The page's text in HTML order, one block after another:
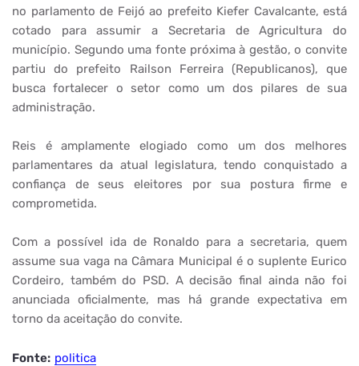
no parlamento de Feijó ao prefeito Kiefer Cavalcante, está
cotado para assumir a Secretaria de Agricultura do
município. Segundo uma fonte próxima à gestão, o convite
partiu do prefeito Railson Ferreira (Republicanos), que
busca fortalecer o setor como um dos pilares de sua
administração.
Reis é amplamente elogiado como um dos melhores
parlamentares da atual legislatura, tendo conquistado a
confiança de seus eleitores por sua postura firme e
comprometida.
Com a possível ida de Ronaldo para a secretaria, quem
assume sua vaga na Câmara Municipal é o suplente Eurico
Cordeiro, também do PSD. A decisão final ainda não foi
anunciada oficialmente, mas há grande expectativa em
torno da aceitação do convite.
Fonte: politica